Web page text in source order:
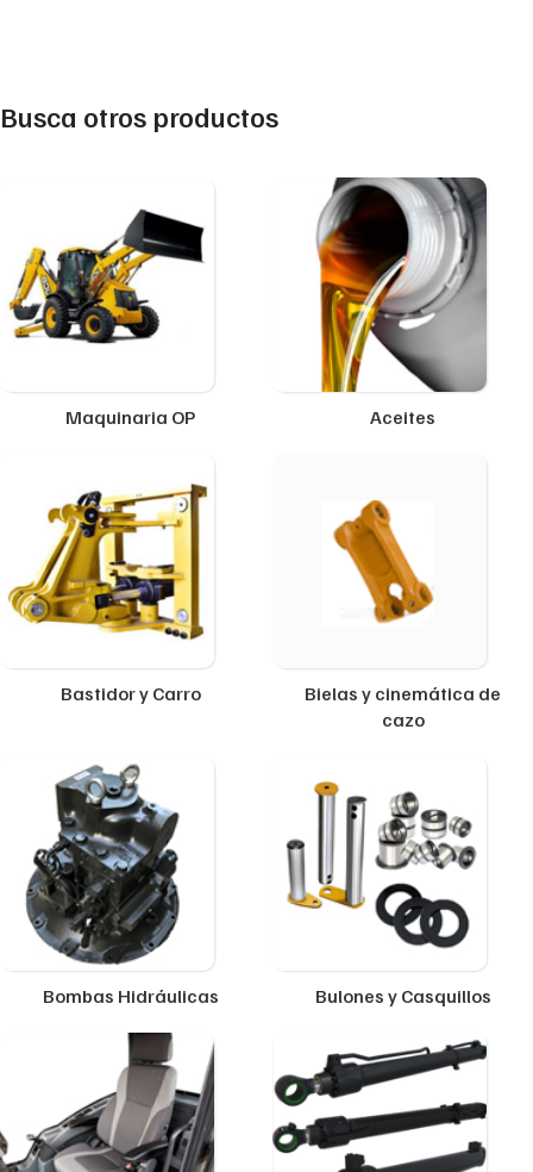
Busca otros productos
Maquinaria OP Aceites
Bastidor y Carro
Bielas y cinemática de
cazo
Bombas Hidráulicas Bulones y Casquillos